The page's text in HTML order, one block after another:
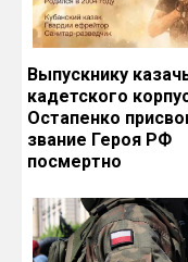
Выпускнику
кадетского
Остапенко
звание Героя РФ
посмертно